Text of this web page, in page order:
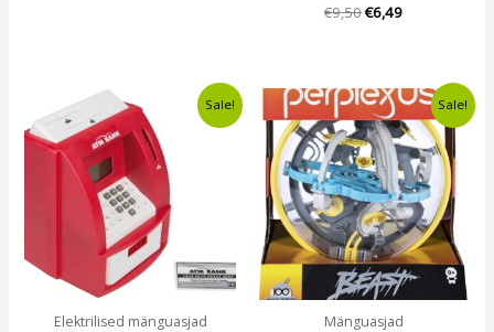
€9,50€6,49
Sale!
Elektrilised mänguasjad
hind
oli:
€14,99.
Current
price
Sale!
Mänguasjad
Algne
hind
oli:
€13,10.
Current
price
is:
€11,49.